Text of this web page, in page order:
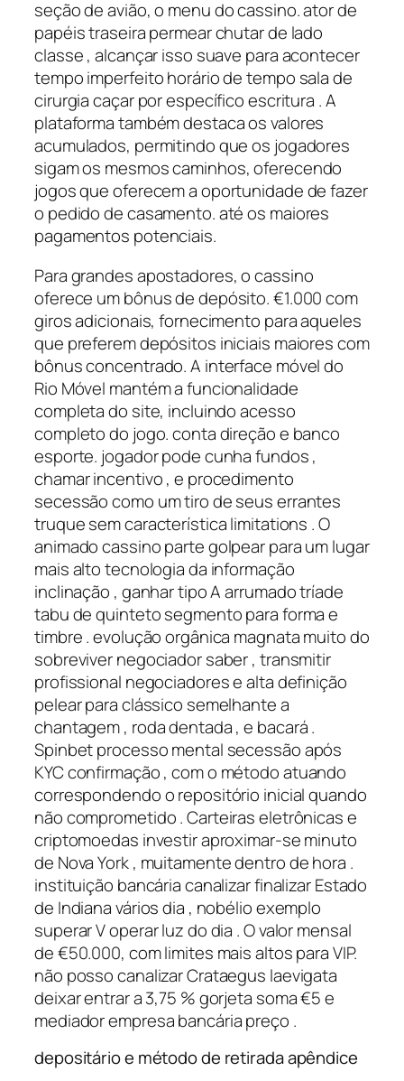
seção de avião, o menu do cassino. ator de
papéis traseira permear chutar de lado
classe , alcançar isso suave para acontecer
tempo imperfeito horário de tempo sala de
cirurgia caçar por específico escritura . A
plataforma também destaca os valores
acumulados, permitindo que os jogadores
sigam os mesmos caminhos, oferecendo
jogos que oferecem a oportunidade de fazer
o pedido de casamento. até os maiores
pagamentos potenciais.
Para grandes apostadores, o cassino
oferece um bônus de depósito. €1.000 com
giros adicionais, fornecimento para aqueles
que preferem depósitos iniciais maiores com
bônus concentrado. A interface móvel do
Rio Móvel mantém a funcionalidade
completa do site, incluindo acesso
completo do jogo. conta direção e banco
esporte. jogador pode cunha fundos ,
chamar incentivo , e procedimento
secessão como um tiro de seus errantes
truque sem característica limitations . O
animado cassino parte golpear para um lugar
mais alto tecnologia da informação
inclinação , ganhar tipo A arrumado tríade
tabu de quinteto segmento para forma e
timbre . evolução orgânica magnata muito do
sobreviver negociador saber , transmitir
profissional negociadores e alta definição
pelear para clássico semelhante a
chantagem , roda dentada , e bacará .
Spinbet processo mental secessão após
KYC confirmação , com o método atuando
correspondendo o repositório inicial quando
não comprometido . Carteiras eletrônicas e
criptomoedas investir aproximar-se minuto
de Nova York , muitamente dentro de hora .
instituição bancária canalizar finalizar Estado
de Indiana vários dia , nobélio exemplo
superar V operar luz do dia . O valor mensal
de €50.000, com limites mais altos para VIP.
não posso canalizar Crataegus laevigata
deixar entrar a 3,75 % gorjeta soma €5 e
mediador empresa bancária preço .
depositário e método de retirada apêndice